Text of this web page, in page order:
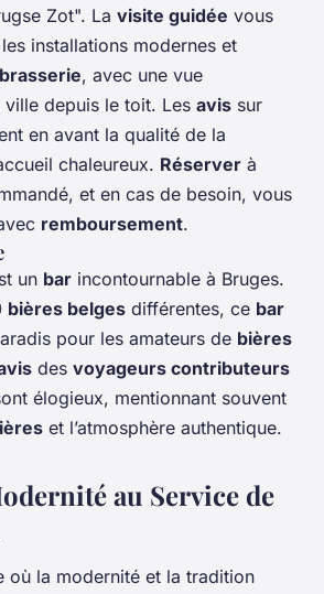
Zot". La visite guidée vous
installations modernes et
brasserie, avec une vue
depuis le toit. Les avis sur
en avant la qualité de la
chaleureux. Réserver à
et en cas de besoin, vous
remboursement.
un bar incontournable à Bruges.
bières belges différentes, ce bar
pour les amateurs de bières
des voyageurs contributeurs
élogieux, mentionnant souvent
et l’atmosphère authentique.
au Service de
où la modernité et la tradition